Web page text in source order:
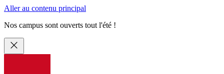
Aller au contenu principal
Nos campus sont ouverts tout l'été !